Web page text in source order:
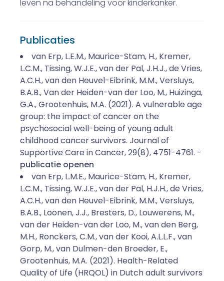
leven na behandeling voor kinderkanker.
Publicaties
van Erp, L.E.M., Maurice-Stam, H., Kremer,
L.C.M., Tissing, W.J.E., van der Pal, J.H.J., de Vries,
A.C.H., van den Heuvel-Eibrink, M.M., Versluys,
B.A.B., Van der Heiden-van der Loo, M., Huizinga,
G.A., Grootenhuis, M.A. (2021). A vulnerable age
group: the impact of cancer on the
psychosocial well-being of young adult
childhood cancer survivors. Journal of
Supportive Care in Cancer, 29(8), 4751-4761. -
publicatie openen
van Erp, L.M.E., Maurice-Stam, H., Kremer,
L.C.M., Tissing, W.J.E., van der Pal, H.J.H., de Vries,
A.C.H., van den Heuvel-Eibrink, M.M., Versluys,
B.A.B., Loonen, J.J., Bresters, D., Louwerens, M.,
van der Heiden-van der Loo, M., van den Berg,
M.H., Ronckers, C.M., van der Kooi, A.L.L.F., van
Gorp, M., van Dulmen-den Broeder, E.,
Grootenhuis, M.A. (2021). Health-Related
Quality of Life (HRQOL) in Dutch adult survivors